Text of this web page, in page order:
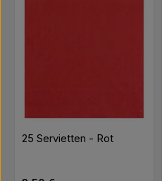
25 Servietten - Rot